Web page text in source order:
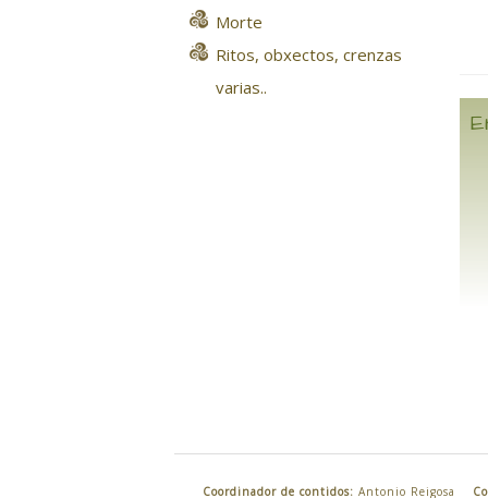
Morte
Ritos, obxectos, crenzas
varias..
Coordinador de contidos: Antonio Reigosa